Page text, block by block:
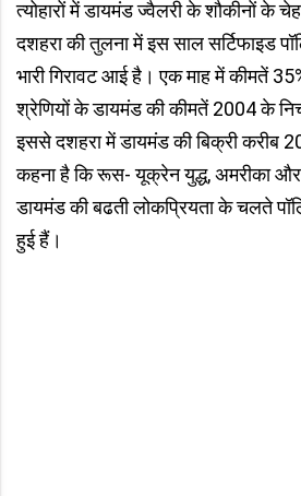
त्योहारों में डायमंड ज्वैलरी के शौकीनों के
दशहरा की तुलना में इस साल सर्टिफाइड
भारी गिरावट आई है। एक माह में कीमतें
श्रेणियों के डायमंड की कीमतें 2004 के
इससे दशहरा में डायमंड की बिक्री करीब
कहना है कि रूस- यूक्रेन युद्ध, अमरीका
डायमंड की बढती लोकप्रियता के चलते
हुई हैं।